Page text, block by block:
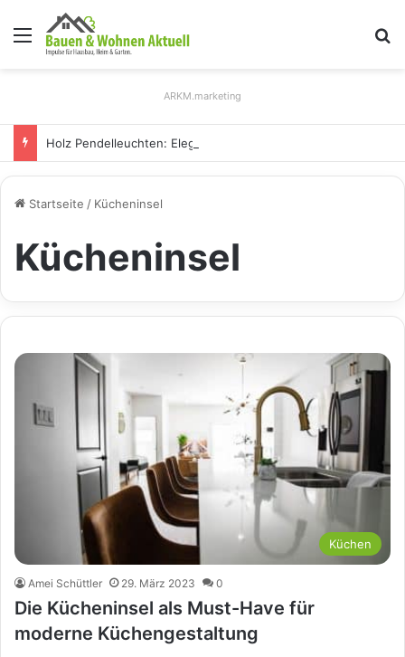
Menü
ARKM.marketing
Startseite / Kücheninsel
Kücheninsel
Küchen
Amei Schüttler 29. März 2023 0
Die Kücheninsel als Must-Have für
moderne Küchengestaltung